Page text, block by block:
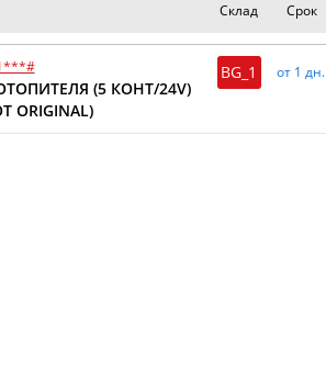
Склад Срок
(5 КОНТ/24V)
ORIGINAL)
BG_1 от 1 дн.